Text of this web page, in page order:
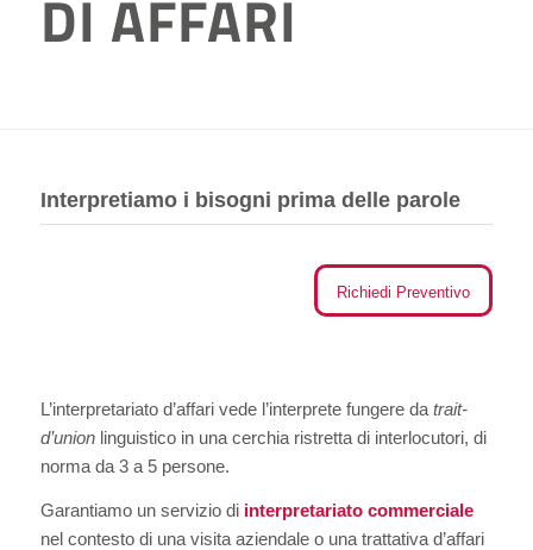
DI AFFARI
Interpretiamo i bisogni prima delle parole
Richiedi Preventivo
L’interpretariato d’affari vede l’interprete fungere da trait-
d’unionlinguistico in una cerchia ristretta di interlocutori, di
norma da 3 a 5 persone.
Garantiamo un servizio di interpretariato commerciale
nel contesto di una visita aziendale o una trattativa d’affari